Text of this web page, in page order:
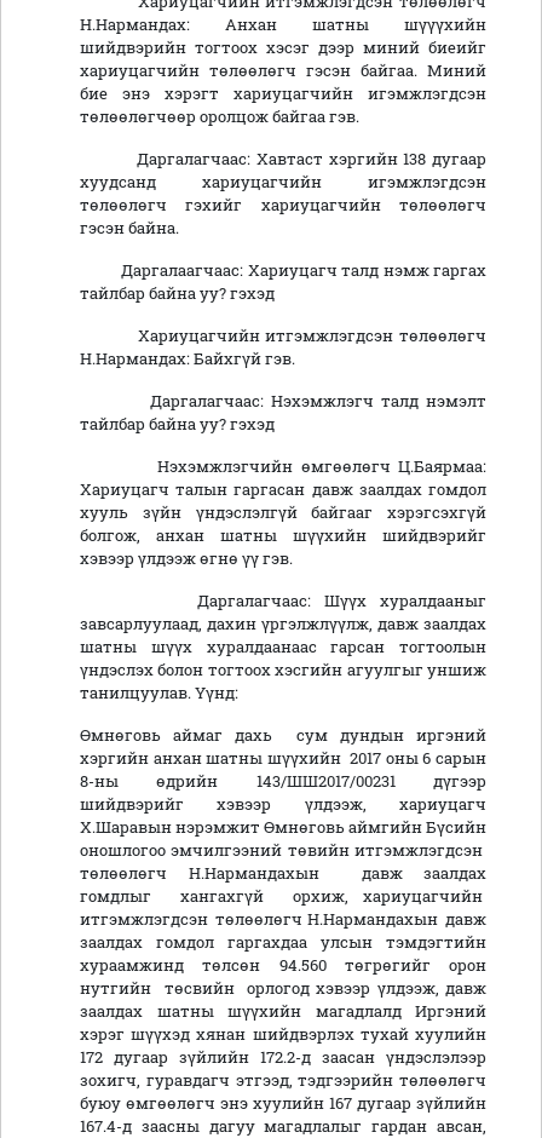
Н.Нармандах: Анхан шатны шүүүхийн
шийдвэрийн тогтоох хэсэг дээр миний биеийг
хариуцагчийн төлөөлөгч гэсэн байгаа. Миний
бие энэ хэрэгт хариуцагчийн игэмжлэгдсэн
төлөөлөгчөөр оролцож байгаа гэв.
Даргалагчаас: Хавтаст хэргийн 138 дугаар
хуудсанд хариуцагчийн игэмжлэгдсэн
төлөөлөгч гэхийг хариуцагчийн төлөөлөгч
гэсэн байна.
Даргалаагчаас: Хариуцагч талд нэмж гаргах
тайлбар байна уу? гэхэд
Хариуцагчийн итгэмжлэгдсэн төлөөлөгч
Н.Нармандах: Байхгүй гэв.
Даргалагчаас: Нэхэмжлэгч талд нэмэлт
тайлбар байна уу? гэхэд
Нэхэмжлэгчийн өмгөөлөгч Ц.Баярмаа:
Хариуцагч талын гаргасан давж заалдах гомдол
хууль зүйн үндэслэлгүй байгааг хэрэгсэхгүй
болгож, анхан шатны шүүхийн шийдвэрийг
хэвээр үлдээж өгнө үү гэв.
Даргалагчаас: Шүүх хуралдааныг
завсарлуулаад, дахин үргэлжлүүлж, давж заалдах
шатны шүүх хуралдаанаас гарсан тогтоолын
үндэслэх болон тогтоох хэсгийн агуулгыг уншиж
танилцуулав. Үүнд:
Өмнөговь аймаг дахь сум дундын иргэний
хэргийн анхан шатны шүүхийн 2017 оны 6 сарын
8-ны өдрийн 143/ШШ2017/00231 дүгээр
шийдвэрийг хэвээр үлдээж, хариуцагч
Х.Шаравын нэрэмжит Өмнөговь аймгийн Бүсийн
оношлогоо эмчилгээний төвийн итгэмжлэгдсэн
төлөөлөгч Н.Нармандахын давж заалдах
гомдлыг хангахгүй орхиж, хариуцагчийн
итгэмжлэгдсэн төлөөлөгч Н.Нармандахын давж
заалдах гомдол гаргахдаа улсын тэмдэгтийн
хураамжинд төлсөн 94.560 төгрөгийг орон
нутгийн төсвийн орлогод хэвээр үлдээж, давж
заалдах шатны шүүхийн магадлалд Иргэний
хэрэг шүүхэд хянан шийдвэрлэх тухай хуулийн
172 дугаар зүйлийн 172.2-д заасан үндэслэлээр
зохигч, гуравдагч этгээд, тэдгээрийн төлөөлөгч
буюу өмгөөлөгч энэ хуулийн 167 дугаар зүйлийн
167.4-д заасны дагуу магадлалыг гардан авсан,